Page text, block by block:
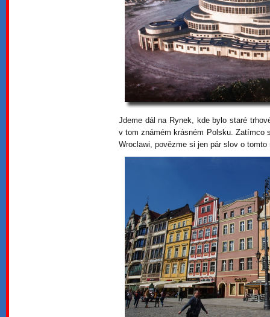
Jdeme dál na Rynek, kde bylo staré
v tom známém krásném Polsku. Zatímco
Wroclawi, povězme si jen pár slov o tomto